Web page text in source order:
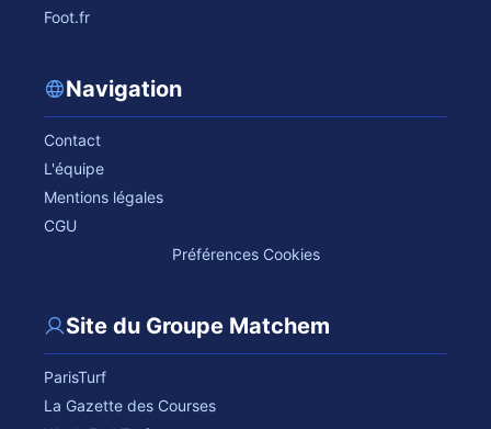
Foot.fr
Navigation
Contact
L'équipe
Mentions légales
CGU
Préférences Cookies
Site du Groupe Matchem
ParisTurf
La Gazette des Courses